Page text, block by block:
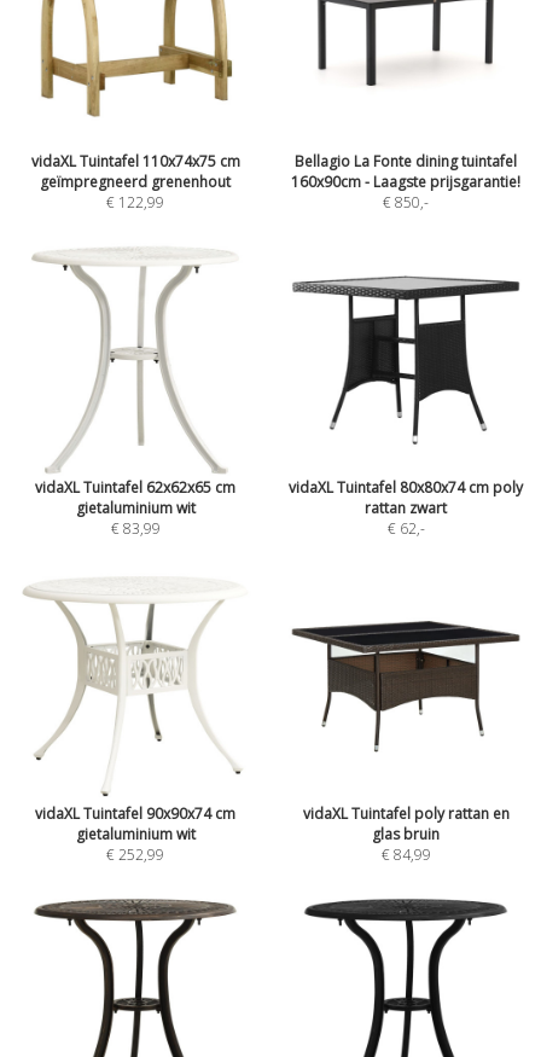
vidaXL Tuintafel 110x74x75 cm
geïmpregneerd grenenhout
€ 122,99
Bellagio La Fonte dining tuintafel
160x90cm - Laagste prijsgarantie!
€ 850,-
vidaXL Tuintafel 62x62x65 cm
gietaluminium wit
€ 83,99
vidaXL Tuintafel 80x80x74 cm poly
rattan zwart
€ 62,-
vidaXL Tuintafel 90x90x74 cm
gietaluminium wit
€ 252,99
vidaXL Tuintafel poly rattan en
glas bruin
€ 84,99